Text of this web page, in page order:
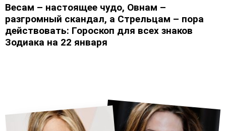
Весам – настоящее чудо, Овнам –
разгромный скандал, а Стрельцам – пора
действовать: Гороскоп для всех знаков
Зодиака на 22 января